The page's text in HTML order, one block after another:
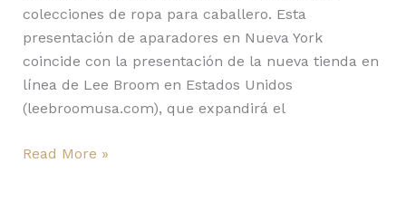
colecciones de ropa para caballero. Esta
presentación de aparadores en Nueva York
coincide con la presentación de la nueva tienda en
línea de Lee Broom en Estados Unidos
(leebroomusa.com), que expandirá el
Read More »